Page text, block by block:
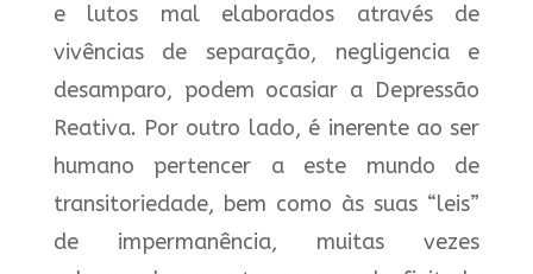
e lutos mal elaborados através de
vivências de separação, negligencia e
desamparo, podem ocasiar a Depressão
Reativa. Por outro lado, é inerente ao ser
humano pertencer a este mundo de
transitoriedade, bem como às suas “leis”
de impermanência, muitas vezes